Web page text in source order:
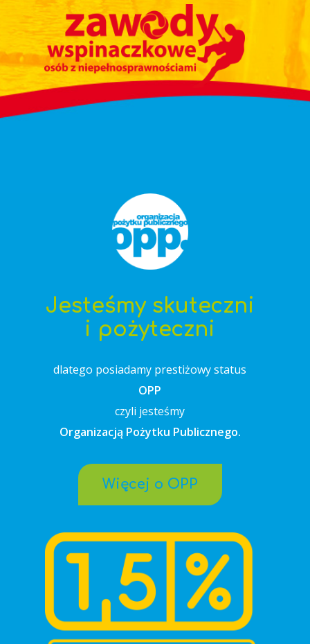
Jesteśmy skuteczni
i pożyteczni
dlatego posiadamy prestiżowy status
OPP
czyli jesteśmy
Organizacją Pożytku Publicznego.
Więcej o OPP